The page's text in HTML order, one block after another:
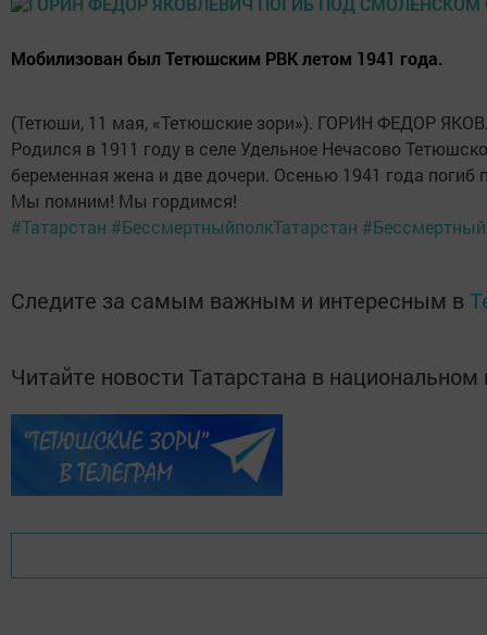
Мобилизован был Тетюшским РВК летом 1941 года.
(Тетюши, 11 мая, «Тетюшские зори»). ГОРИН ФЕДОР
Родился в 1911 году в селе Удельное Нечасово
беременная жена и две дочери. Осенью 1941 года
Мы помним! Мы гордимся!
#Татарстан #БессмертныйполкТатарстан
Следите за самым важным и интересным в
Читайте новости Татарстана в